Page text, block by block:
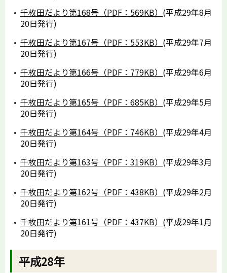
千枚田だより第168号（PDF：569KB） (平成29年8月
20日発行)
千枚田だより第167号（PDF：553KB） (平成29年7月
20日発行)
千枚田だより第166号（PDF：779KB） (平成29年6月
20日発行)
千枚田だより第165号（PDF：685KB） (平成29年5月
20日発行)
千枚田だより第164号（PDF：746KB） (平成29年4月
20日発行)
千枚田だより第163号（PDF：319KB） (平成29年3月
20日発行)
千枚田だより第162号（PDF：438KB） (平成29年2月
20日発行)
千枚田だより第161号（PDF：437KB） (平成29年1月
20日発行)
平成28年